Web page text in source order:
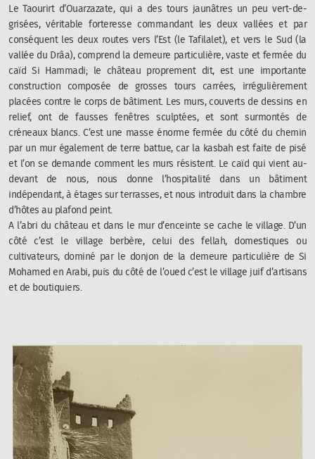
Le Taourirt d’Ouarzazate, qui a des tours jaunâtres un peu vert-de-
grisées, véritable forteresse commandant les deux vallées et par
conséquent les deux routes vers l’Est (le Tafilalet), et vers le Sud (la
vallée du Drâa), comprend la demeure particulière, vaste et fermée du
caïd Si Hammadi; le château proprement dit, est une importante
construction composée de grosses tours carrées, irrégulièrement
placées contre le corps de bâtiment. Les murs, couverts de dessins en
relief, ont de fausses fenêtres sculptées, et sont surmontés de
créneaux blancs. C’est une masse énorme fermée du côté du chemin
par un mur également de terre battue, car la kasbah est faite de pisé
et l’on se demande comment les murs résistent. Le caïd qui vient au-
devant de nous, nous donne l’hospitalité dans un bâtiment
indépendant, à étages sur terrasses, et nous introduit dans la chambre
d’hôtes au plafond peint.
A l’abri du château et dans le mur d’enceinte se cache le village. D’un
côté c’est le village berbère, celui des fellah, domestiques ou
cultivateurs, dominé par le donjon de la demeure particulière de Si
Mohamed en Arabi, puis du côté de l’oued c’est le village juif d’artisans
et de boutiquiers.